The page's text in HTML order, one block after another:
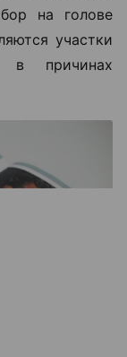
на голове
участки
в причинах